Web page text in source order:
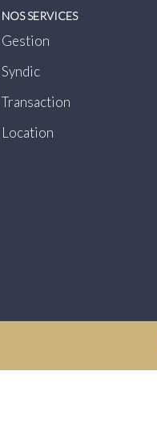
NOS SERVICES
Gestion
Syndic
Transaction
Location